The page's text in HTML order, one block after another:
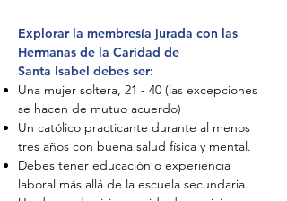
Explorar la membresía jurada con las
Hermanas de la Caridad de
Santa Isabel debes ser:
Una mujer soltera, 21 - 40 (las excepciones
se hacen de mutuo acuerdo)
Un católico practicante durante al menos
tres años con buena salud física y mental.
Debes tener educación o experiencia
laboral más allá de la escuela secundaria.